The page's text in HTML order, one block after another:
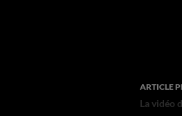
des
ARTICLE
La vidéo